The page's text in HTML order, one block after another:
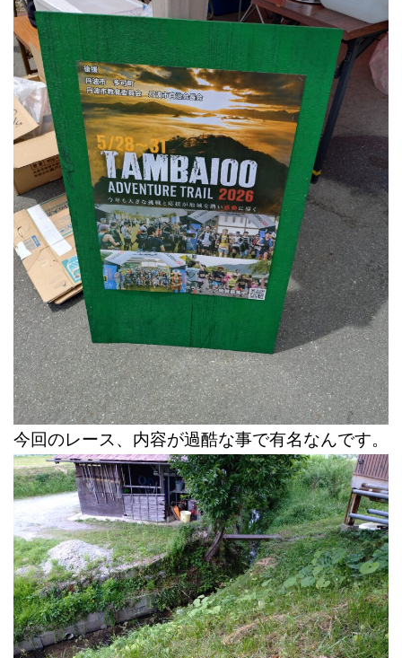
今回のレース、内容が過酷な事で有名なんです。